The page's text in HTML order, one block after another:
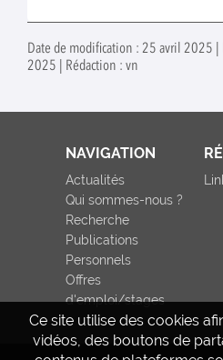
Date de modification : 25 avril 2025 |
2025 | Rédaction : vn
Ce site utilise des cookies
vidéos, des boutons de
NAVIGATION
Actualités
Qui sommes-nous ?
Recherche
Publications
Personnels
Offres
d'emploi/stages